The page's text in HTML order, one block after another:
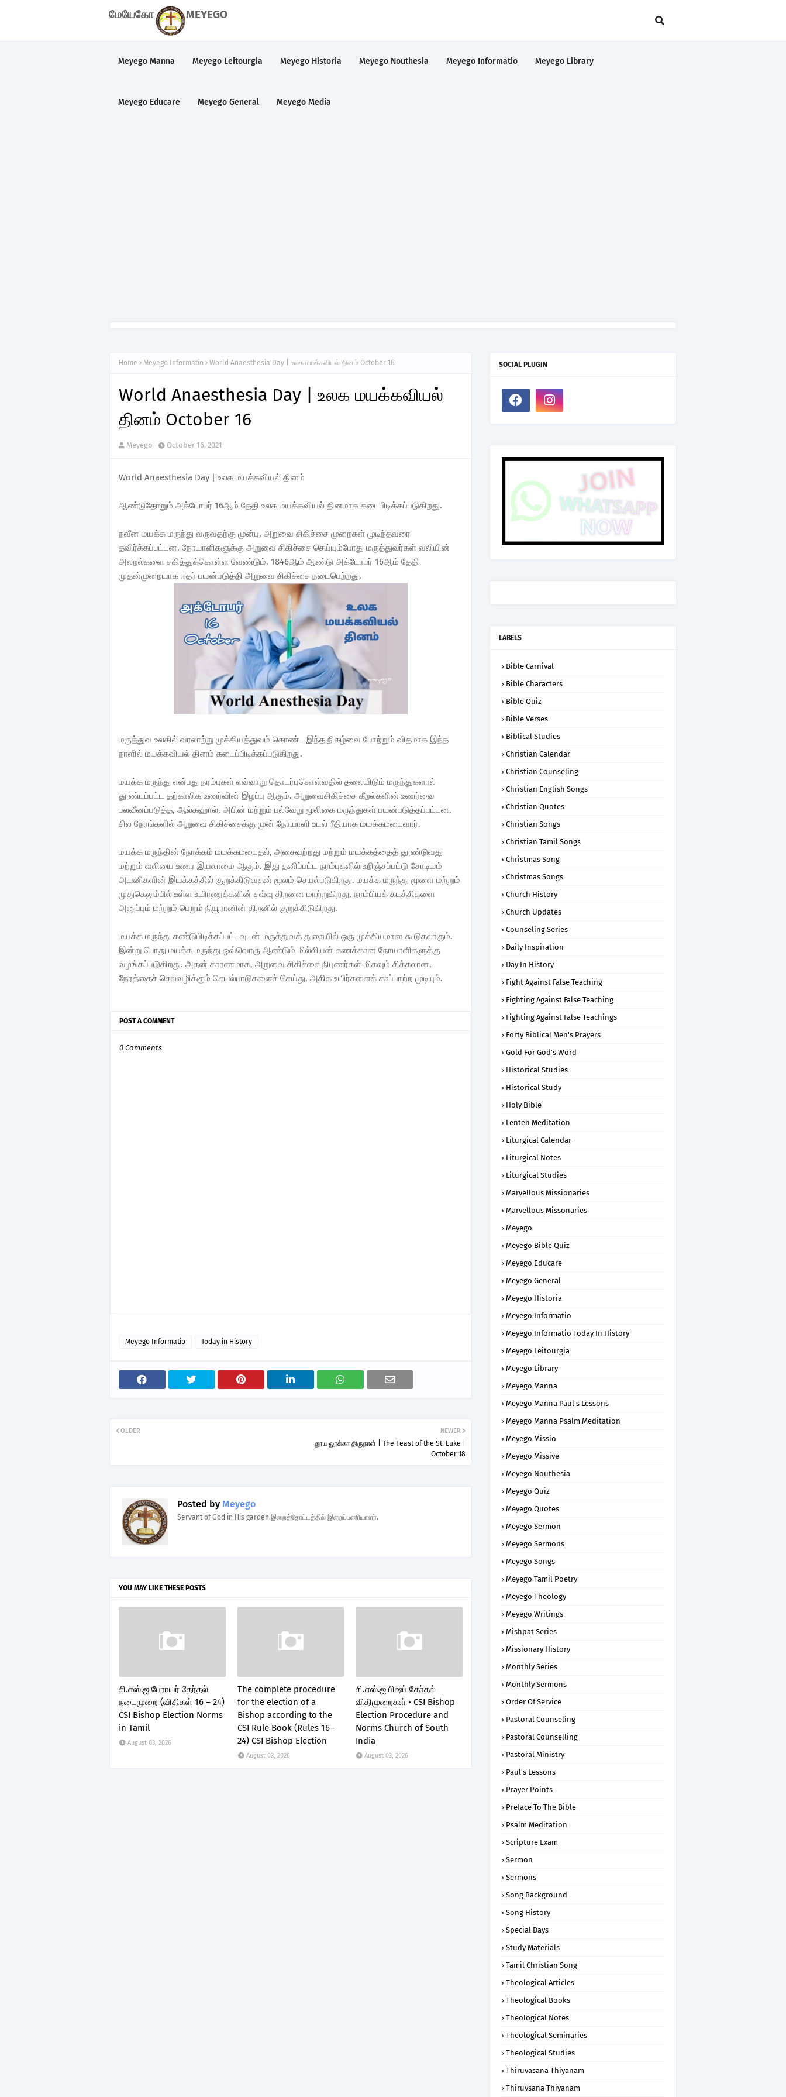
மேயேகோ MEYEGO
Meyego Manna Meyego Leitourgia Meyego Historia Meyego Nouthesia Meyego Informatio Meyego Library
Meyego Educare Meyego General Meyego Media
Home Meyego Informatio World Anaesthesia Day | உலக மயக்கவியல் தினம் October 16
World Anaesthesia Day | உலக மயக்கவியல்
தினம் October 16
Meyego October 16, 2021
World Anaesthesia Day | உலக மயக்கவியல் தினம்
ஆண்டுதோறும் அக்டோபர் 16ஆம் தேதி உலக மயக்கவியல் தினமாக கடைபிடிக்கப்படுகிறது.
நவீன மயக்க மருந்து வருவதற்கு முன்பு, அறுவை சிகிச்சை முறைகள் முடிந்தவரை
தவிர்க்கப்பட்டன. நோயாளிகளுக்கு அறுவை சிகிச்சை செய்யும்போது மருத்துவர்கள் வலியின்
அலறல்களை சகித்துக்கொள்ள வேண்டும். 1846ஆம் ஆண்டு அக்டோபர் 16ஆம் தேதி
முதன்முறையாக ஈதர் பயன்படுத்தி அறுவை சிகிச்சை நடைபெற்றது.
மருத்துவ உலகில் வரலாற்று முக்கியத்துவம் கொண்ட இந்த நிகழ்வை போற்றும் விதமாக இந்த
நாளில் மயக்கவியல் தினம் கடைப்பிடிக்கப்படுகிறது.
மயக்க மருந்து என்பது நரம்புகள் எவ்வாறு தொடர்புகொள்வதில் தலையிடும் மருந்துகளால்
தூண்டப்பட்ட தற்காலிக உணர்வின் இழப்பு ஆகும். அறுவைசிகிச்சை கீறல்களின் உணர்வை
பலவீனப்படுத்த, ஆல்கஹால், அபின் மற்றும் பல்வேறு மூலிகை மருந்துகள் பயன்படுத்தப்பட்டன.
சில நேரங்களில் அறுவை சிகிச்சைக்கு முன் நோயாளி உடல் ரீதியாக மயக்கமடைவார்.
மயக்க மருந்தின் நோக்கம் மயக்கமடைதல், அசைவற்றது மற்றும் மயக்கத்தைத் தூண்டுவது
மற்றும் வலியை உணர இயலாமை ஆகும். இது தனிப்பட்ட நரம்புகளில் உறிஞ்சப்பட்டு சோடியம்
அயனிகளின் இயக்கத்தில் குறுக்கிடுவதன் மூலம் செயல்படுகிறது. மயக்க மருந்து மூளை மற்றும்
முதுகெலும்பில் உள்ள உயிரணுக்களின் சவ்வு திறனை மாற்றுகிறது, நரம்பியக் கடத்திகளை
அனுப்பும் மற்றும் பெறும் நியூரானின் திறனில் குறுக்கிடுகிறது.
மயக்க மருந்து கண்டுபிடிக்கப்பட்டவுடன் மருத்துவத் துறையில் ஒரு முக்கியமான கூடுதலாகும்.
இன்று பொது மயக்க மருந்து ஒவ்வொரு ஆண்டும் மில்லியன் கணக்கான நோயாளிகளுக்கு
வழங்கப்படுகிறது. அதன் காரணமாக, அறுவை சிகிச்சை நிபுணர்கள் மிகவும் சிக்கலான,
நேரத்தைச் செலவழிக்கும் செயல்பாடுகளைச் செய்து, அதிக உயிர்களைக் காப்பாற்ற முடியும்.
POST A COMMENT
0 Comments
Meyego Informatio Today in History
NEWER
தூய லூக்கா திருநாள் | The Feast of the St. Luke |
October 18
OLDER
Posted by Meyego
Servant of God in His garden.இறைத்தோட்டத்தில் இறைப்பணியாளர்.
YOU MAY LIKE THESE POSTS
சி.எஸ்.ஐ பேராயர் தேர்தல்
நடைமுறை (விதிகள் 16 – 24)
CSI Bishop Election Norms
in Tamil
August 03, 2026
The complete procedure
for the election of a
Bishop according to the
CSI Rule Book (Rules 16–
24) CSI Bishop Election
August 03, 2026
சி.எஸ்.ஐ பிஷப் தேர்தல்
விதிமுறைகள் • CSI Bishop
Election Procedure and
Norms Church of South
India
August 03, 2026
SOCIAL PLUGIN
LABELS
Bible Carnival
Bible Characters
Bible Quiz
Bible Verses
Biblical Studies
Christian Calendar
Christian Counseling
Christian English Songs
Christian Quotes
Christian Songs
Christian Tamil Songs
Christmas Song
Christmas Songs
Church History
Church Updates
Counseling Series
Daily Inspiration
Day In History
Fight Against False Teaching
Fighting Against False Teaching
Fighting Against False Teachings
Forty Biblical Men's Prayers
Gold For God's Word
Historical Studies
Historical Study
Holy Bible
Lenten Meditation
Liturgical Calendar
Liturgical Notes
Liturgical Studies
Marvellous Missionaries
Marvellous Missonaries
Meyego
Meyego Bible Quiz
Meyego Educare
Meyego General
Meyego Historia
Meyego Informatio
Meyego Informatio Today In History
Meyego Leitourgia
Meyego Library
Meyego Manna
Meyego Manna Paul's Lessons
Meyego Manna Psalm Meditation
Meyego Missio
Meyego Missive
Meyego Nouthesia
Meyego Quiz
Meyego Quotes
Meyego Sermon
Meyego Sermons
Meyego Songs
Meyego Tamil Poetry
Meyego Theology
Meyego Writings
Mishpat Series
Missionary History
Monthly Series
Monthly Sermons
Order Of Service
Pastoral Counseling
Pastoral Counselling
Pastoral Ministry
Paul's Lessons
Prayer Points
Preface To The Bible
Psalm Meditation
Scripture Exam
Sermon
Sermons
Song Background
Song History
Special Days
Study Materials
Tamil Christian Song
Theological Articles
Theological Books
Theological Notes
Theological Seminaries
Theological Studies
Thiruvasana Thiyanam
Thiruvsana Thiyanam